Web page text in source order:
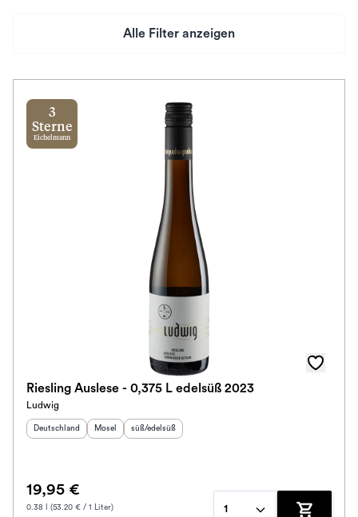
Alle Filter anzeigen
Herkunftsland
Rebsorte
Jahrgang
3
Sterne
Eichelmann
Riesling Auslese - 0,375 L edelsüß 2023
Ludwig
Herkunftsland
Deutschland Herkunftsregion:
Mosel Geschmack:
süß/edelsüß
19,95 €
0.38 l (53.20 € / 1 Liter)
1